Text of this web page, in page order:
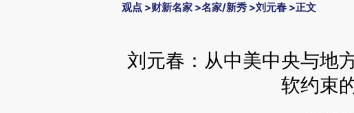
观点 >财新名家 >名家/新秀 >刘元春 >正文
刘元春：从中美中央与地
软约束